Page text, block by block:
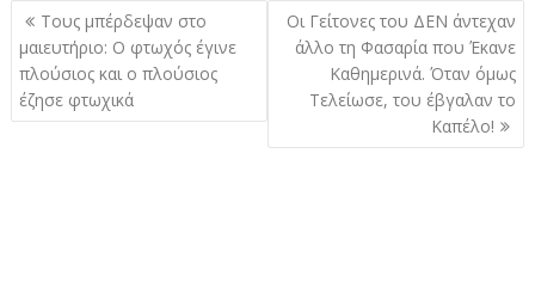
Πλοήγηση
άρθρων
Τους μπέρδεψαν στο
μαιευτήριο: Ο φτωχός έγινε
πλούσιος και ο πλούσιος
έζησε φτωχικά
Οι Γείτονες του ΔΕΝ άντεχαν
άλλο τη Φασαρία που Έκανε
Καθημερινά. Όταν όμως
Τελείωσε, του έβγαλαν το
Καπέλο!